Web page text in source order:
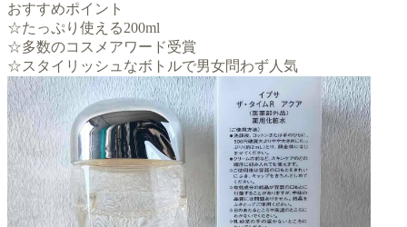
おすすめポイント
☆たっぷり使える200ml
☆多数のコスメアワード受賞
☆スタイリッシュなボトルで男女問わず人気